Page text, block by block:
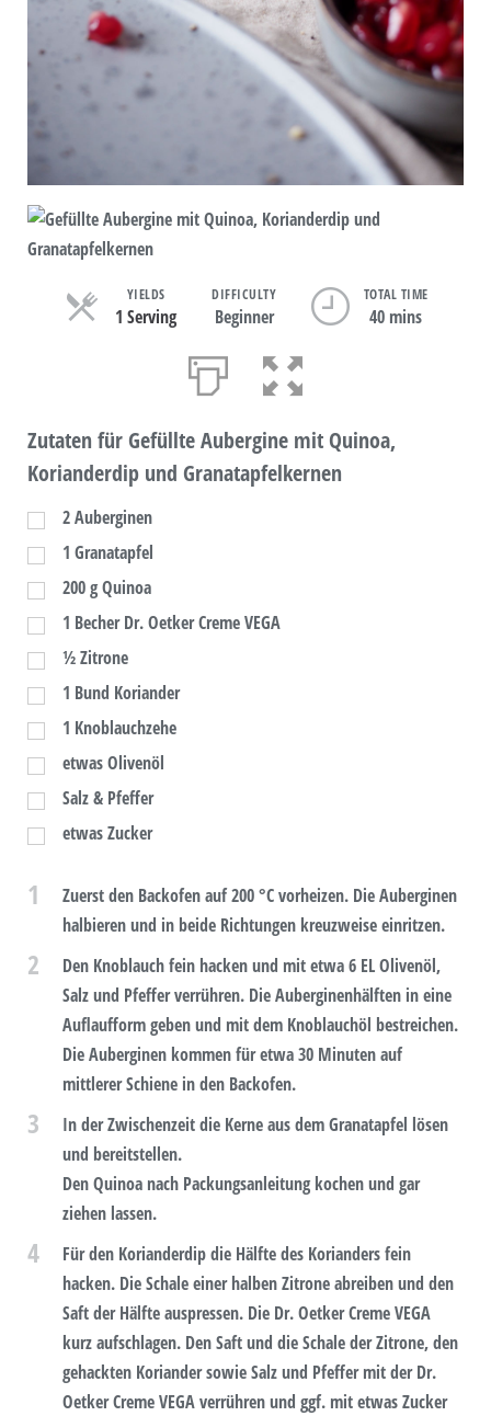
YIELDS
1 Serving
DIFFICULTY
Beginner
TOTAL TIME
40 mins
Zutaten für Gefüllte Aubergine mit Quinoa,
Korianderdip und Granatapfelkernen
2Auberginen
1 Granatapfel
200gQuinoa
1 Becher Dr. Oetker Creme VEGA
½Zitrone
1 Bund Koriander
1 Knoblauchzehe
etwas Olivenöl
Salz & Pfeffer
etwas Zucker
1
Zuerst den Backofen auf 200 °C vorheizen. Die Auberginen
halbieren und in beide Richtungen kreuzweise einritzen.
2
Den Knoblauch fein hacken und mit etwa 6 EL Olivenöl,
Salz und Pfeffer verrühren. Die Auberginenhälften in eine
Auflaufform geben und mit dem Knoblauchöl bestreichen.
Die Auberginen kommen für etwa 30 Minuten auf
mittlerer Schiene in den Backofen.
3
In der Zwischenzeit die Kerne aus dem Granatapfel lösen
und bereitstellen.
Den Quinoa nach Packungsanleitung kochen und gar
ziehen lassen.
4
Für den Korianderdip die Hälfte des Korianders fein
hacken. Die Schale einer halben Zitrone abreiben und den
Saft der Hälfte auspressen. Die Dr. Oetker Creme VEGA
kurz aufschlagen. Den Saft und die Schale der Zitrone, den
gehackten Koriander sowie Salz und Pfeffer mit der Dr.
Oetker Creme VEGA verrühren und ggf. mit etwas Zucker